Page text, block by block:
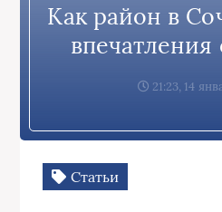
Как район в
впечатления
21:23, 14
Статьи